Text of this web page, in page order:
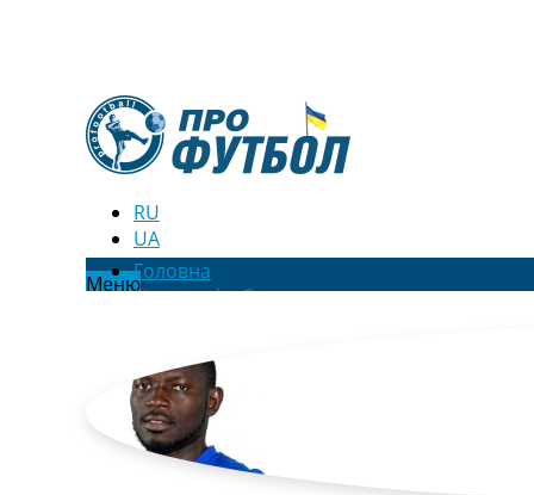
RU
UA
МенюГоловна
Новини футболу
Футбольні трансфери
Останні коментарі
Конкурс прогнозів
Логін
Рейтінги